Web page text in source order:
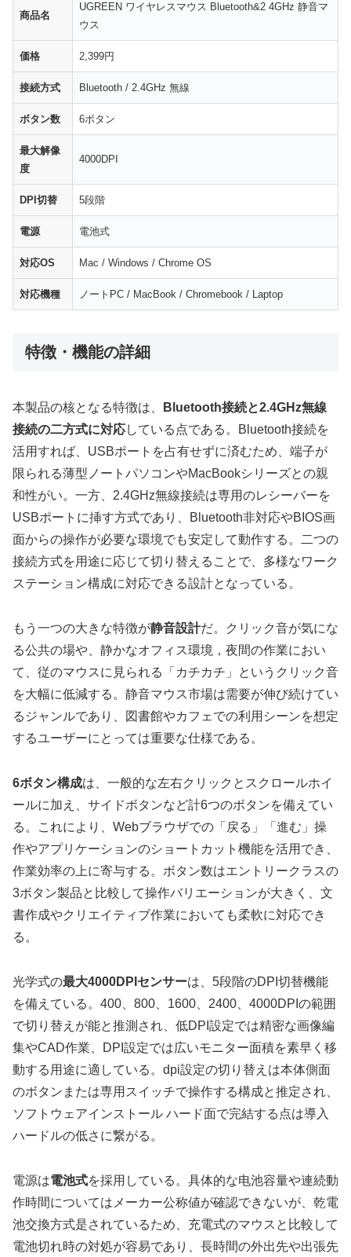
商品名
UGREEN ワイヤレスマウス Bluetooth&2 4GHz 静音マ
ウス
価格 2,399円
接続方式 Bluetooth / 2.4GHz 無線
ボタン数 6ボタン
最大解像
度
4000DPI
DPI切替 5段階
電源 電池式
対応OS Mac / Windows / Chrome OS
対応機種 ノートPC / MacBook / Chromebook / Laptop
特徴・機能の詳細
本製品の核となる特徴は、
Bluetooth接続と2.4GHz無線
接続の二方式に対応している点である。Bluetooth接続を
活用すれば、USBポートを占有せずに済むため、端子が
限られる薄型ノートパソコンやMacBookシリーズとの親
和性がい。一方、2.4GHz無線接続は専用のレシーバーを
USBポートに挿す方式であり、Bluetooth非対応やBIOS画
面からの操作が必要な環境でも安定して動作する。二つの
接続方式を用途に応じて切り替えることで、多様なワーク
ステーション構成に対応できる設計となっている。
もう一つの大きな特徴が静音設計だ。クリック音が気にな
る公共の場や、静かなオフィス環境，夜間の作業におい
て、従のマウスに見られる「カチカチ」というクリック音
を大幅に低減する。静音マウス市場は需要が伸び続けてい
るジャンルであり、図書館やカフェでの利用シーンを想定
するユーザーにとっては重要な仕様である。
6ボタン構成は、一般的な左右クリックとスクロールホイ
ールに加え、サイドボタンなど計6つのボタンを備えてい
る。これにより、Webブラウザでの「戻る」「進む」操
作やアプリケーションのショートカット機能を活用でき、
作業効率の上に寄与する。ボタン数はエントリークラスの
3ボタン製品と比較して操作バリエーションが大きく、文
書作成やクリエイティブ作業においても柔軟に対応でき
る。
光学式の最大4000DPIセンサーは、5段階のDPI切替機能
を備えている。400、800、1600、2400、4000DPIの範囲
で切り替えが能と推測され、低DPI設定では精密な画像編
集やCAD作業、DPI設定では広いモニター面積を素早く移
動する用途に適している。dpi設定の切り替えは本体側面
のボタンまたは専用スイッチで操作する構成と推定され、
ソフトウェアインストール ハード面で完結する点は導入
ハードルの低さに繋がる。
電源は電池式を採用している。具体的な电池容量や連続動
作時間についてはメーカー公称値が確認できないが、乾電
池交換方式是されているため、充電式のマウスと比較して
電池切れ時の対処が容易であり、長時間の外出先や出張先